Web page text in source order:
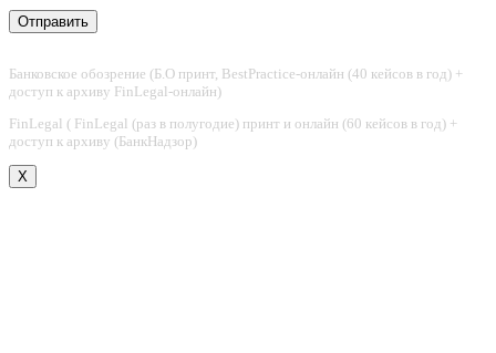
Банковское обозрение (Б.О принт, BestPractice-онлайн (40 кейсов в год) +
доступ к архиву FinLegal-онлайн)
FinLegal ( FinLegal (раз в полугодие) принт и онлайн (60 кейсов в год) +
доступ к архиву (БанкНадзор)
X